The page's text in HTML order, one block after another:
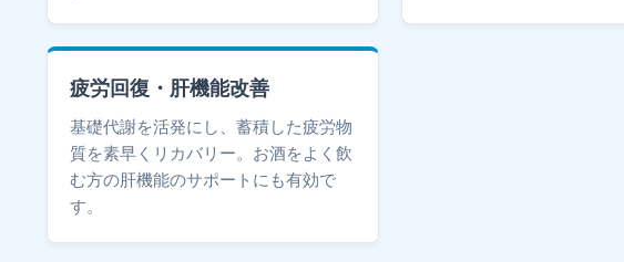
疲労回復・肝機能改善
基礎代謝を活発にし、蓄積した疲労物
質を素早くリカバリー。お酒をよく飲
む方の肝機能のサポートにも有効で
す。